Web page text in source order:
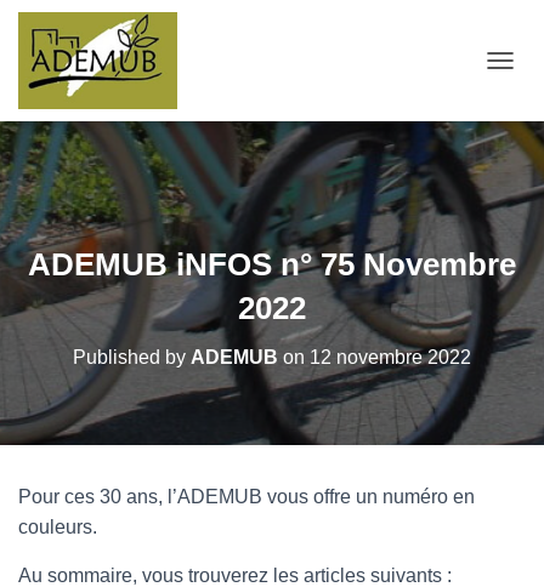
ADEMUB iNFOS n° 75 Novembre
2022
Published by ADEMUB on 12 novembre 2022
Pour ces 30 ans, l’ADEMUB vous offre un numéro en
couleurs.
Au sommaire, vous trouverez les articles suivants :